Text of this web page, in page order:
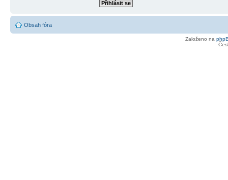
Obsah fóra
Založeno na